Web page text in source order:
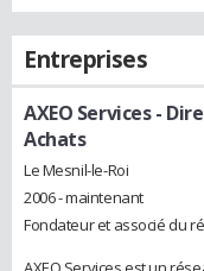
Entreprises
AXEO Services-
Achats
Le Mesnil-le-Roi
2006 - maintenant
Fondateur et associé du